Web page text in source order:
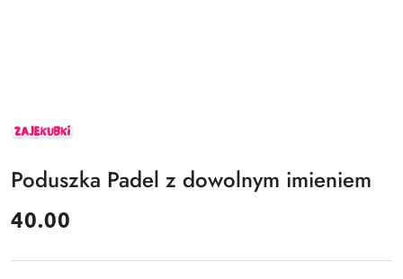
ZAJEKUBKI
Poduszka Padel z dowolnym imieniem
cena:
40.00